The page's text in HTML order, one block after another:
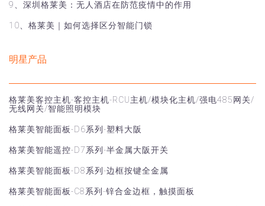
9、深圳格莱美：无人酒店在防范疫情中的作用
10、格莱美｜如何选择区分智能门锁
明星产品
格莱美客控主机-客控主机-RCU主机/模块化主机/强电485网关/
无线网关/智能照明模块
格莱美智能面板-D6系列-塑料大阪
格莱美智能遥控-D7系列-半金属大阪开关
格莱美智能面板-D8系列-边框按键全金属
格莱美智能面板-C8系列-锌合金边框，触摸面板